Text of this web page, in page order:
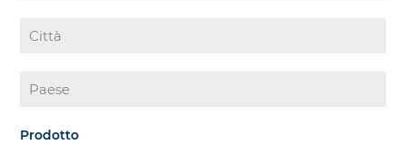
Prodotto